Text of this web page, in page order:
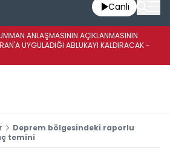
Canlı
ANLAŞMASININ AÇIKLANMASININ
UYGULADIĞI ABLUKAYI KALDIRACAK -
Deprem bölgesindeki raporlu
temini